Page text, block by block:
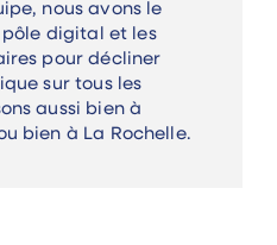
nous avons le
digital et les
pour décliner
sur tous les
aussi bien à
bien à La Rochelle.